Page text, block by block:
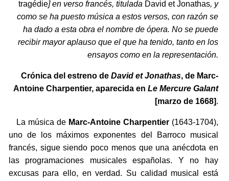
tragédie] en verso francés, titulada David et Jonathas, y
como se ha puesto música a estos versos, con razón se
ha dado a esta obra el nombre de ópera. No se puede
recibir mayor aplauso que el que ha tenido, tanto en los
ensayos como en la representación.
Crónica del estreno de David et Jonathas, de Marc-
Antoine Charpentier, aparecida en Le Mercure Galant
[marzo de 1668].
La música de Marc-Antoine Charpentier(1643-1704),
uno de los máximos exponentes del Barroco musical
francés, sigue siendo poco menos que una anécdota en
las programaciones musicales españolas. Y no hay
excusas para ello, en verdad. Su calidad musical está